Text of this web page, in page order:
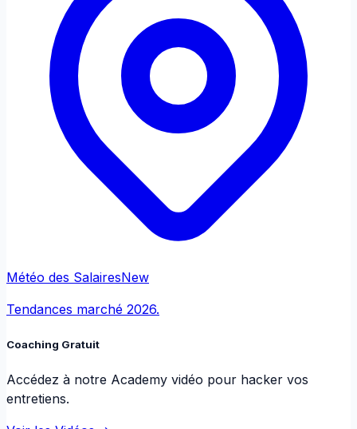
Météo des SalairesNew
Tendances marché 2026.
Coaching Gratuit
Accédez à notre Academy vidéo pour hacker vos
entretiens.